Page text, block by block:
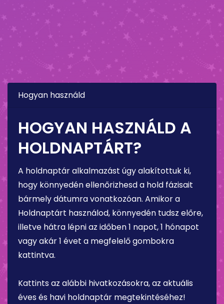
Hogyan használd
HOGYAN HASZNÁLD A
HOLDNAPTÁRT?
A holdnaptár alkalmazást úgy alakítottuk ki,
hogy könnyedén ellenőrizhesd a hold fázisait
bármely dátumra vonatkozóan. Amikor a
Holdnaptárt használod, könnyedén tudsz előre,
illetve hátra lépni az időben 1 napot, 1 hónapot
vagy akár 1 évet a megfelelő gombokra
kattintva.
Kattints az alábbi hivatkozásokra, az aktuális
éves és havi holdnaptár megtekintéséhez!